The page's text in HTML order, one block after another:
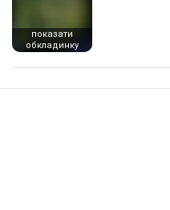
показати
обкладинку